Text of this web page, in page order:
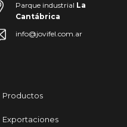
Parque industrial La
Cantábrica
info@jovifel.com.ar
Productos
Exportaciones